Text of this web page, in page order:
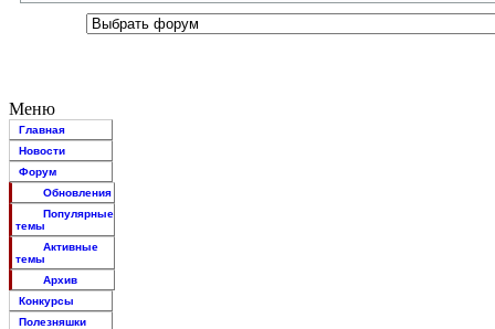
Меню
Главная
Новости
Форум
Обновления
Популярные
темы
Активные
темы
Архив
Конкурсы
Полезняшки